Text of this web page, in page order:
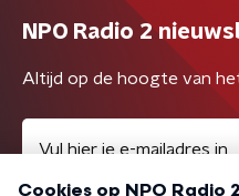
NPO Radio 2
Altijd op de hoogte van